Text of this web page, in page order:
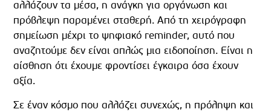
αλλάζουν τα μέσα, η ανάγκη για οργάνωση και
πρόβλεψη παραμένει σταθερή. Από τη χειρόγραφη
σημείωση μέχρι το ψηφιακό reminder, αυτό που
αναζητούμε δεν είναι απλώς μια ειδοποίηση. Είναι η
αίσθηση ότι έχουμε φροντίσει έγκαιρα όσα έχουν
αξία.
Σε έναν κόσμο που αλλάζει συνεχώς, η πρόληψη και